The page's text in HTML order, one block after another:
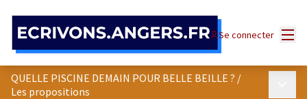
Se connecter
QUELLE PISCINE DEMAIN POUR BELLE BEILLE ? /
Les propositions